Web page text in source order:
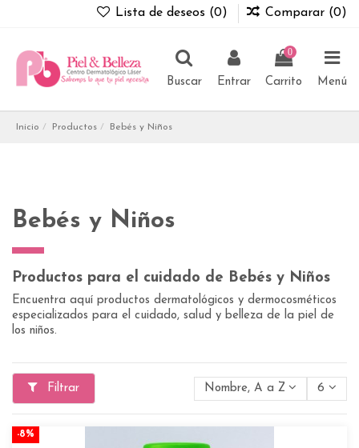
Lista de deseos (0) Comparar (0)
Buscar Entrar
0
Carrito Menú
Inicio Productos Bebés y Niños
Bebés y Niños
Productos para el cuidado de Bebés y Niños
Encuentra aquí productos dermatológicos y dermocosméticos
especializados para el cuidado, salud y belleza de la piel de
los niños.
Filtrar Nombre, A a Z 6
-8%